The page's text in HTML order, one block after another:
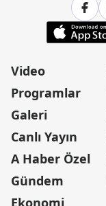
Video
Programlar
Galeri
Canlı Yayın
A Haber Özel
Gündem
Ekonomi